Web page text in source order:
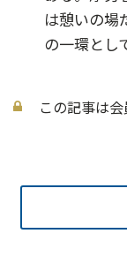
は憩いの場
の一環と
この記事は